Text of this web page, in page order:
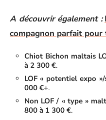
A découvrir également :
compagnon parfait
Chiot Bichon maltais
à 2 300 €.
LOF « potentiel expo
000 €+.
Non LOF / « type »
800 à 1 300 €.